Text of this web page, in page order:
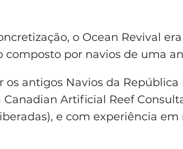
o Ocean Revival
por navios de uma
os antigos Navios da
Artificial Reef
e com experiência